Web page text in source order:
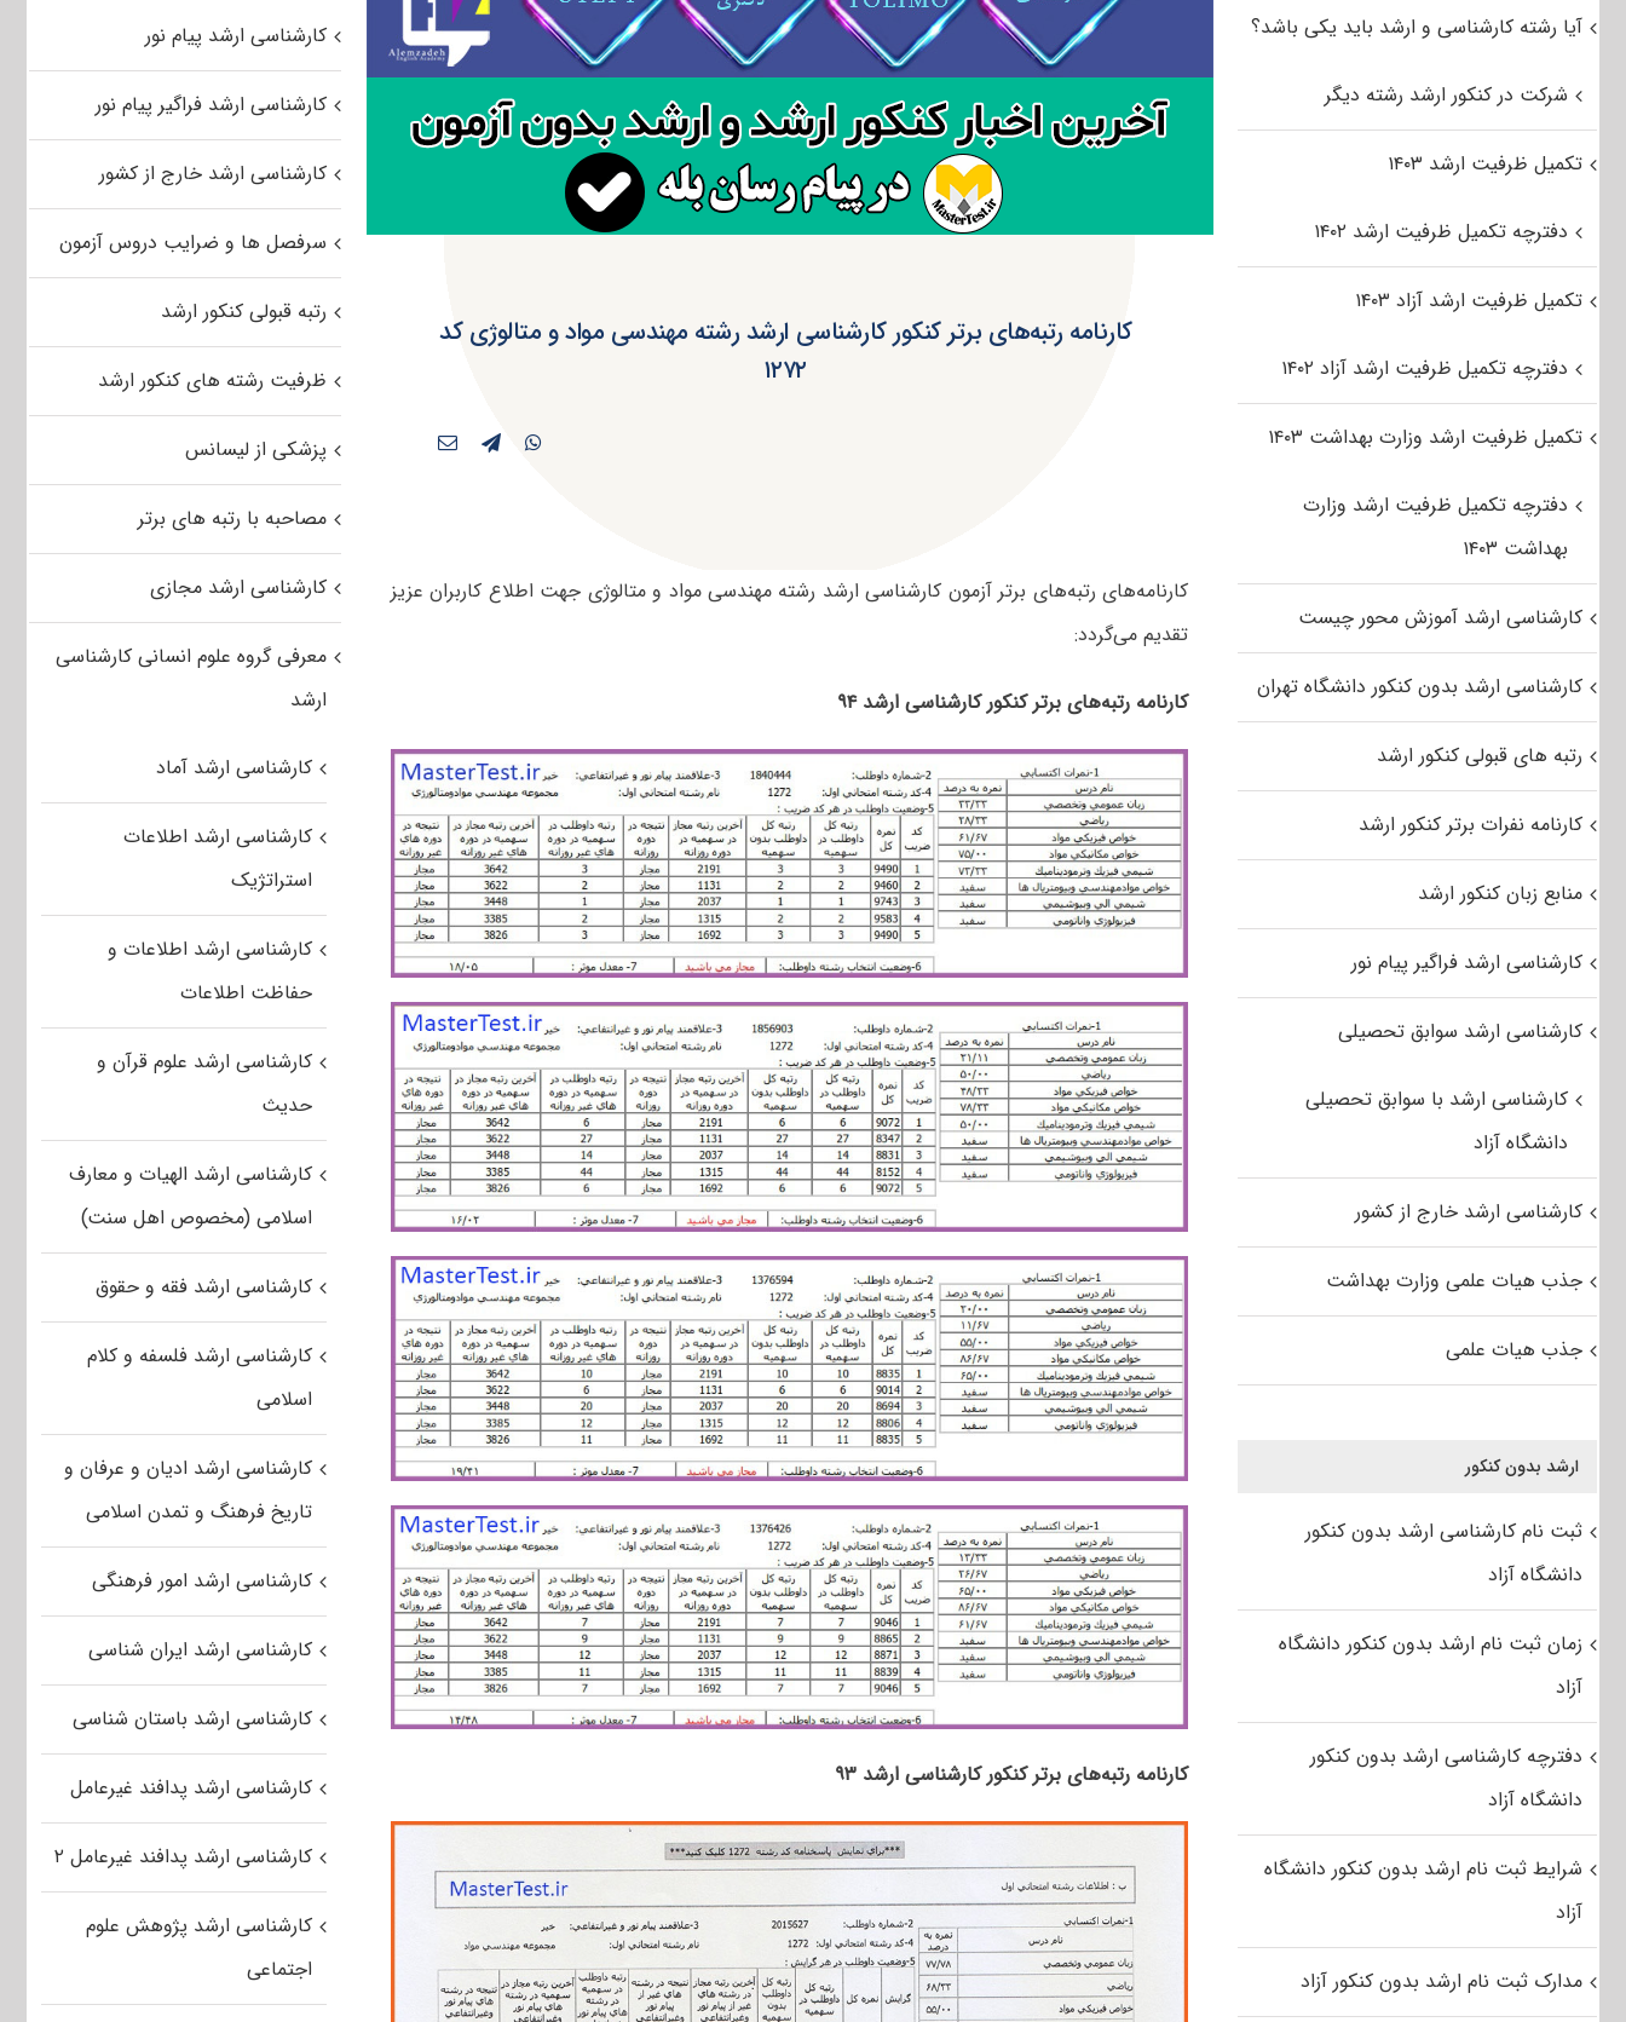
کارنامه رتبه‌های برتر کنکور کارشناسی ارشد رشته مهندسی مواد و متالوژی کد
۱۲۷۲
کارنامه‌های رتبه‌های برتر آزمون کارشناسی ارشد رشته مهندسی مواد و متالوژی جهت اطلاع کاربران عزیز
تقدیم می‌گردد:
کارنامه رتبه‌های برتر کنکور کارشناسی ارشد ۹۴
کارنامه رتبه‌های برتر کنکور کارشناسی ارشد ۹۳
کارشناسی ارشد پیام نور
کارشناسی ارشد فراگیر پیام نور
کارشناسی ارشد خارج از کشور
سرفصل ها و ضرایب دروس آزمون
رتبه قبولی کنکور ارشد
ظرفیت رشته های کنکور ارشد
پزشکی از لیسانس
مصاحبه با رتبه های برتر
کارشناسی ارشد مجازی
معرفی گروه علوم انسانی کارشناسی
ارشد
کارشناسی ارشد آماد
کارشناسی ارشد اطلاعات
استراتژیک
کارشناسی ارشد اطلاعات و
حفاظت اطلاعات
کارشناسی ارشد علوم قرآن و
حدیث
کارشناسی ارشد الهیات و معارف
اسلامی (مخصوص اهل سنت)
کارشناسی ارشد فقه و حقوق
کارشناسی ارشد فلسفه و کلام
اسلامی
کارشناسی ارشد ادیان و عرفان و
تاریخ فرهنگ و تمدن اسلامی
کارشناسی ارشد امور فرهنگی
کارشناسی ارشد ایران شناسی
کارشناسی ارشد باستان شناسی
کارشناسی ارشد پدافند غیرعامل
کارشناسی ارشد پدافند غیرعامل ۲
کارشناسی ارشد پژوهش علوم
اجتماعی
آیا رشته کارشناسی و ارشد باید یکی باشد؟
شرکت در کنکور ارشد رشته دیگر
تکمیل ظرفیت ارشد ۱۴۰۳
دفترچه تکمیل ظرفیت ارشد ۱۴۰۲
تکمیل ظرفیت ارشد آزاد ۱۴۰۳
دفترچه تکمیل ظرفیت ارشد آزاد ۱۴۰۲
تکمیل ظرفیت ارشد وزارت بهداشت ۱۴۰۳
دفترچه تکمیل ظرفیت ارشد وزارت
بهداشت ۱۴۰۳
کارشناسی ارشد آموزش محور چیست
کارشناسی ارشد بدون کنکور دانشگاه تهران
رتبه های قبولی کنکور ارشد
کارنامه نفرات برتر کنکور ارشد
منابع زبان کنکور ارشد
کارشناسی ارشد فراگیر پیام نور
کارشناسی ارشد سوابق تحصیلی
کارشناسی ارشد با سوابق تحصیلی
دانشگاه آزاد
کارشناسی ارشد خارج از کشور
جذب هیات علمی وزارت بهداشت
جذب هیات علمی
ارشد بدون کنکور
ثبت نام کارشناسی ارشد بدون کنکور
دانشگاه آزاد
زمان ثبت نام ارشد بدون کنکور دانشگاه
آزاد
دفترچه کارشناسی ارشد بدون کنکور
دانشگاه آزاد
شرایط ثبت نام ارشد بدون کنکور دانشگاه
آزاد
مدارک ثبت نام ارشد بدون کنکور آزاد